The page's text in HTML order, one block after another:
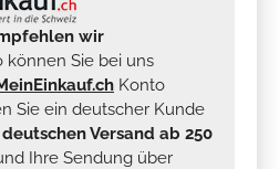
wir
können Sie bei uns
Konto
Sie ein deutscher Kunde
Versand ab 250
Ihre Sendung über